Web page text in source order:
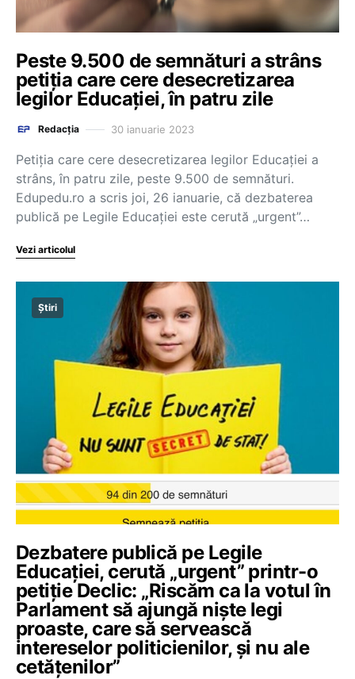
Peste 9.500 de semnături a strâns
petiția care cere desecretizarea
legilor Educației, în patru zile
Redacția 30 ianuarie 2023
Petiția care cere desecretizarea legilor Educației a
strâns, în patru zile, peste 9.500 de semnături.
Edupedu.ro a scris joi, 26 ianuarie, că dezbaterea
publică pe Legile Educației este cerută „urgent”…
Vezi articolul
Știri
Dezbatere publică pe Legile
Educației, cerută „urgent” printr-o
petiție Declic: „Riscăm ca la votul în
Parlament să ajungă niște legi
proaste, care să servească
intereselor politicienilor, și nu ale
cetățenilor”